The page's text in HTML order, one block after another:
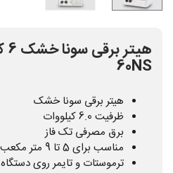
60NS
هیتر برقی سونا خشک
ظرفیت 6.0 کیلووات
برق مصرفی تک فاز
مناسب برای 5 تا 9 متر مکعب
ترموستات و تایمر روی دستگاه